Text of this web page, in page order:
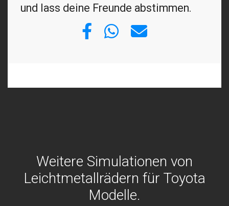
und lass deine Freunde abstimmen.
Weitere Simulationen von
Leichtmetallrädern für Toyota
Modelle.